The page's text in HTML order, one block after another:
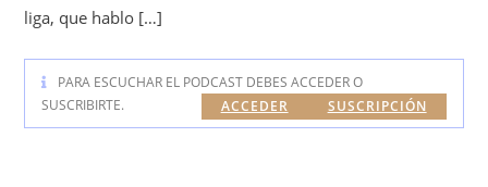
liga, que hablo […]
PARA ESCUCHAR EL PODCAST DEBES ACCEDER O
SUSCRIBIRTE.
SUSCRIPCIÓN
ACCEDER